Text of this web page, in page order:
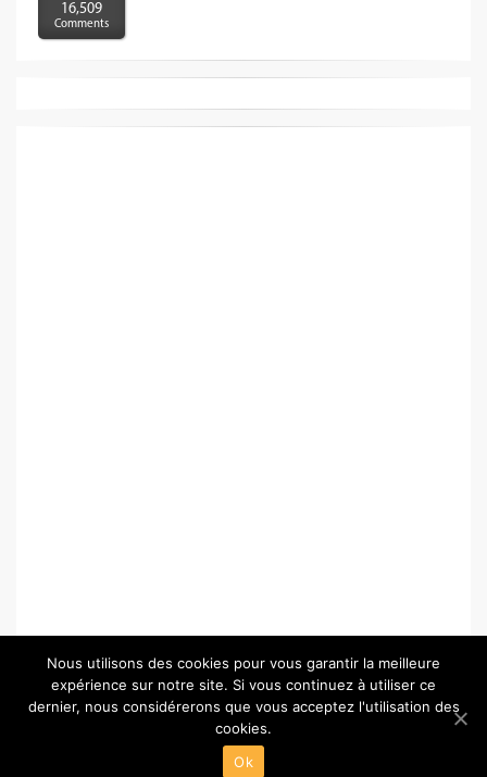
16,509
Comments
© Copyright 2026 –
Nous utilisons des cookies pour vous garantir la meilleure
expérience sur notre site. Si vous continuez à utiliser ce
dernier, nous considérerons que vous acceptez l'utilisation des
cookies.
Ok